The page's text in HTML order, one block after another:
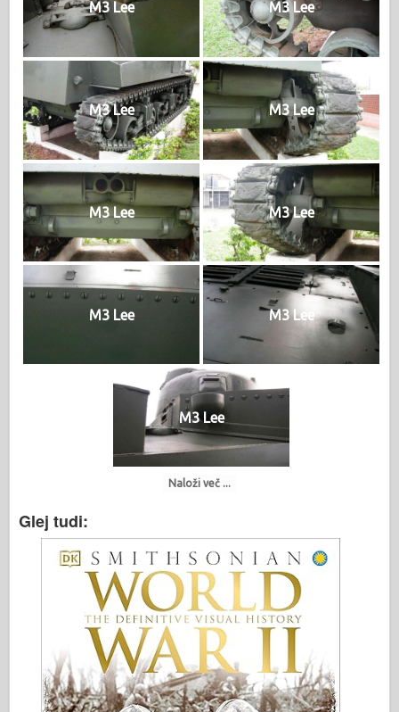
M3 Lee M3 Lee
M3 Lee M3 Lee
M3 Lee M3 Lee
M3 Lee M3 Lee
M3 Lee
Naloži več ...
Glej tudi: